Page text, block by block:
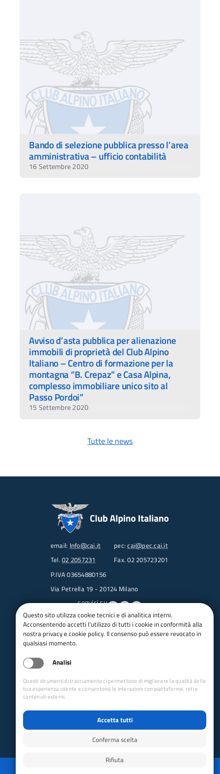
Bando di selezione pubblica presso l’area
amministrativa – ufficio contabilità
16 Settembre 2020
Avviso d’asta pubblica per alienazione
immobili di proprietà del Club Alpino
Italiano – Centro di formazione per la
montagna “B. Crepaz” e Casa Alpina,
complesso immobiliare unico sito al
Passo Pordoi”
15 Settembre 2020
Tutte le news
email: Info@cai.it pec:cai@pec.cai.it
Tel. 02 2057231
Fax. 02 205723201
P.IVA 03654880156
Via Petrella 19 - 20124 Milano
seguici su
Trasparenza
Amministrazione trasparente
bandi per le sezioni
Concorsi
Iso 14001
Dichiarazione di accessibilità
Reimposta preferenze cookie
Questo sito utilizza cookie tecnici e di analitica interni.
Acconsentendo accetti l'utilizzo di tutti i cookie in conformità alla
nostra privacy e cookie policy. Il consenso può essere revocato in
qualsiasi momento.
Analisi
Questi strumenti di tracciamento ci permettono di migliorare la qualità della
tua esperienza utente e consentono le interazioni con piattaforme, reti e
contenuti esterni.
Accetta tutti
Conferma scelta
Rifiuta